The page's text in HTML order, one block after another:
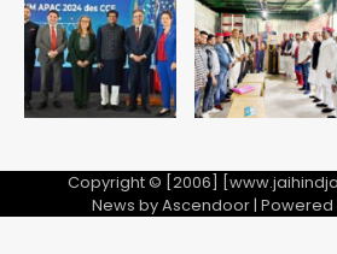
5
मिला
Avinash Kumar
Copyright © [2006]
News byAscendoor| Powered